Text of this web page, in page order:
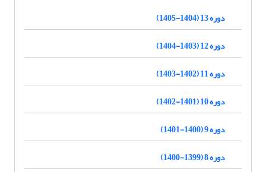
دوره 13 (1404-1405)
دوره 12 (1403-1404)
دوره 11 (1402-1403)
دوره 10 (1401-1402)
دوره 9 (1400-1401)
دوره 8 (1399-1400)